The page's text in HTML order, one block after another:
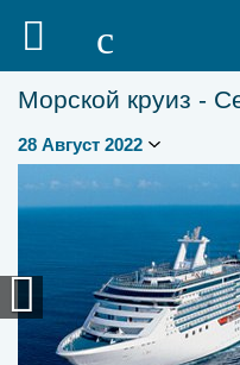
Морской круиз -